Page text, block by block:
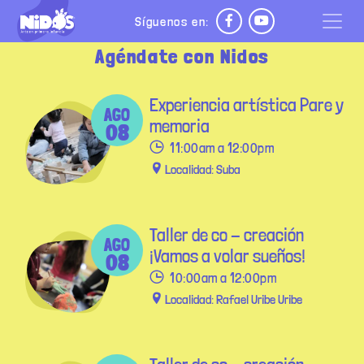
Pasar al contenido principal
Síguenos en:
Agéndate con Nidos
AGO
08
Experiencia artística Pare y
memoria
11:00am a 12:00pm
Localidad: Suba
AGO
08
Taller de co - creación
¡Vamos a volar sueños!
10:00am a 12:00pm
Localidad: Rafael Uribe Uribe